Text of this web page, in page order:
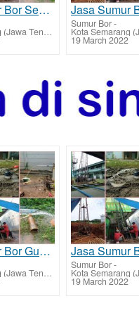
Jasa Sumur Bor Semarang Barat dan Biaya Jasa Buat Sumur Bor
Kota Semarang (Jawa Tengah)
Sumur Bor-
19 March 2022
Jasa Sumur Bor Gunungpati dan Biaya Jasa Buat Sumur Bor
Kota Semarang (Jawa Tengah)
Sumur Bor-
19 March 2022